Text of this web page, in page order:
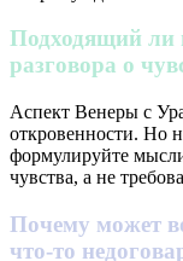
Подходящий ли
разговора о
Аспект Венеры с
откровенности. Но
формулируйте
чувства, а не
Почему может
что-то